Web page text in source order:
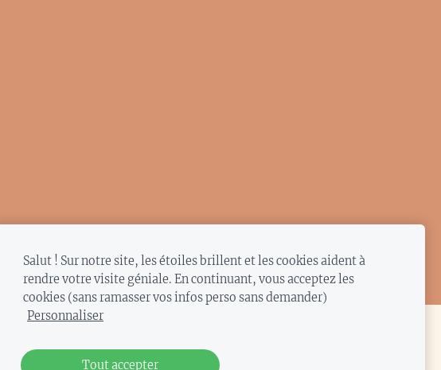
Salut ! Sur notre site, les étoiles brillent et les cookies aident à
rendre votre visite géniale. En continuant, vous acceptez les
cookies (sans ramasser vos infos perso sans demander)
Personnaliser
Tout accepter